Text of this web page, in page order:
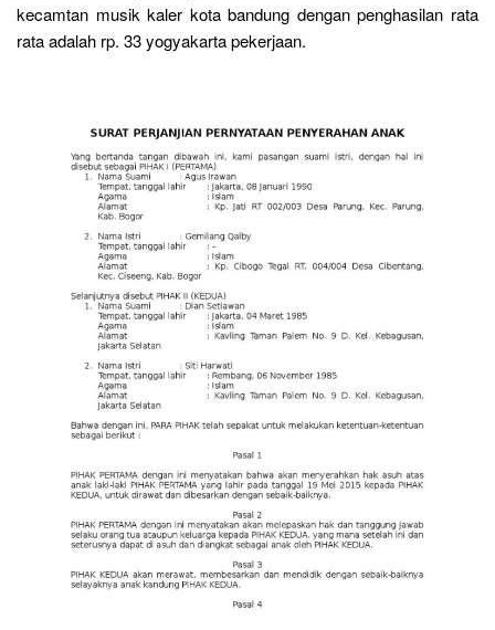
kecamtan musik kaler kota bandung dengan penghasilan rata
rata adalah rp. 33 yogyakarta pekerjaan.